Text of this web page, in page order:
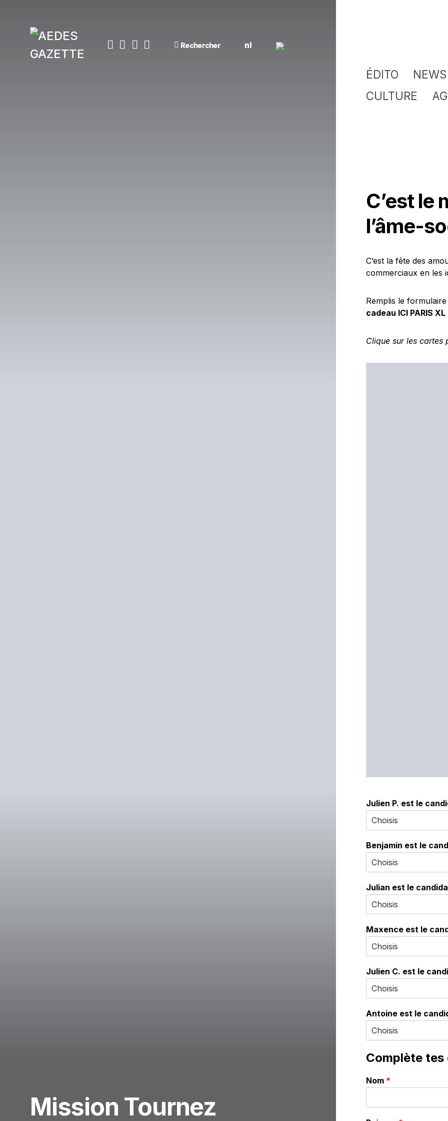
Rechercher nl
Mission Tournez
ÉDITO NEWS
CULTURE
C’est le
l’âme-
C’est la fête des
commerciaux en les
Remplis le
cadeau ICI PARIS XL
Clique sur les cartes
Julien P. est le
Benjamin est le
Julian est le
Maxence est le
Julien C. est le
Antoine est le
Complète tes
Nom *